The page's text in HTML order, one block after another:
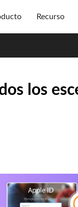
Recurso
los